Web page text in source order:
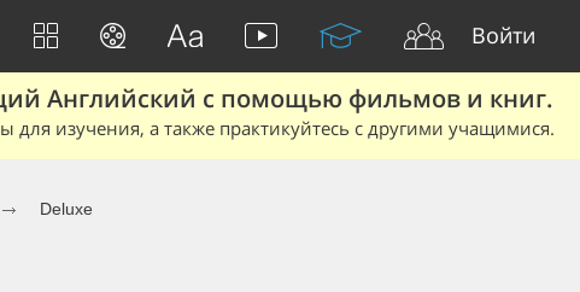
Войти
Английский с помощью фильмов и книг.
для изучения, а также практикуйтесь с другими учащимися.
Deluxe